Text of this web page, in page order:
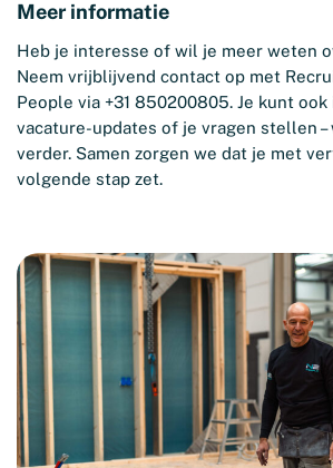
Meer informatie
Heb je interesse of wil je meer weten
Neem vrijblijvend contact op met
People via +31 850200805. Je kunt
vacature-updates of je vragen stellen –
verder. Samen zorgen we dat je met
volgende stap zet.